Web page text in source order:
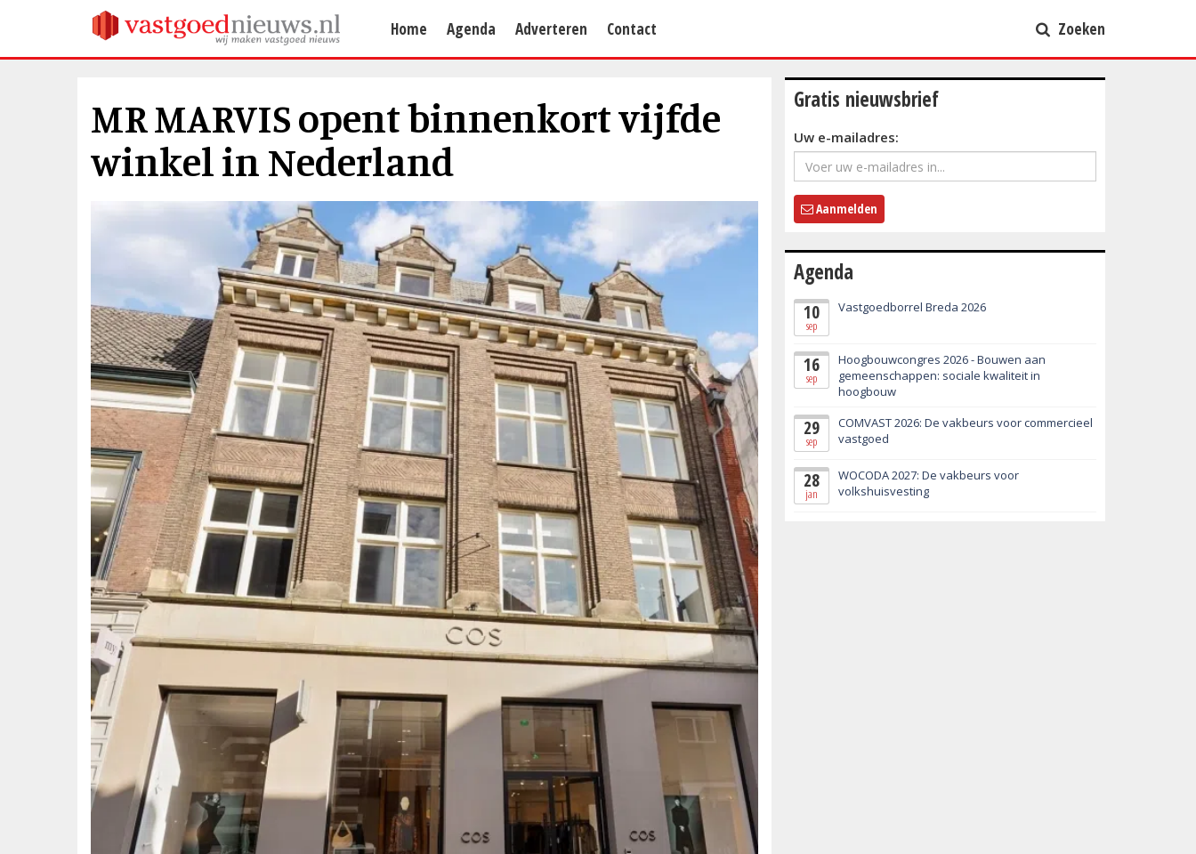
Home Agenda Adverteren Contact Zoeken
MR MARVIS opent binnenkort vijfde
winkel in Nederland
Gratis nieuwsbrief
Uw e-mailadres:
Aanmelden
Agenda
10
sep
Vastgoedborrel Breda 2026
16
sep
Hoogbouwcongres 2026 - Bouwen aan
gemeenschappen: sociale kwaliteit in
hoogbouw
29
sep
COMVAST 2026: De vakbeurs voor commercieel
vastgoed
28
jan
WOCODA 2027: De vakbeurs voor
volkshuisvesting